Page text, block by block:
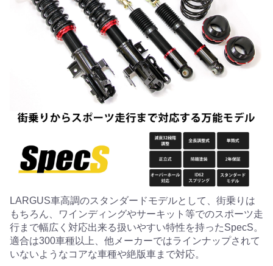
LARGUS車高調のスタンダードモデルとして、街乗りは
もちろん、ワインディングやサーキット等でのスポーツ走
行まで幅広く対応出来る扱いやすい特性を持ったSpecS。
適合は300車種以上、他メーカーではラインナップされて
いないようなコアな車種や絶版車まで対応。